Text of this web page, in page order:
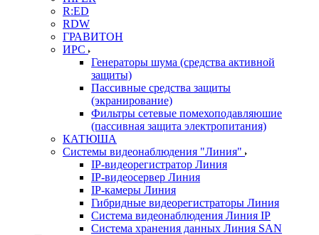
R:ED
RDW
ГРАВИТОН
ИРС
Генераторы шума (средства активной
защиты)
Пассивные средства защиты
(экранирование)
Фильтры сетевые помехоподавляюшие
(пассивная защита электропитания)
КАТЮША
Системы видеонаблюдения "Линия"
IP-видеорегистратор Линия
IP-видеосервер Линия
IP-камеры Линия
Гибридные видеорегистраторы Линия
Система видеонаблюдения Линия IP
Система хранения данных Линия SAN